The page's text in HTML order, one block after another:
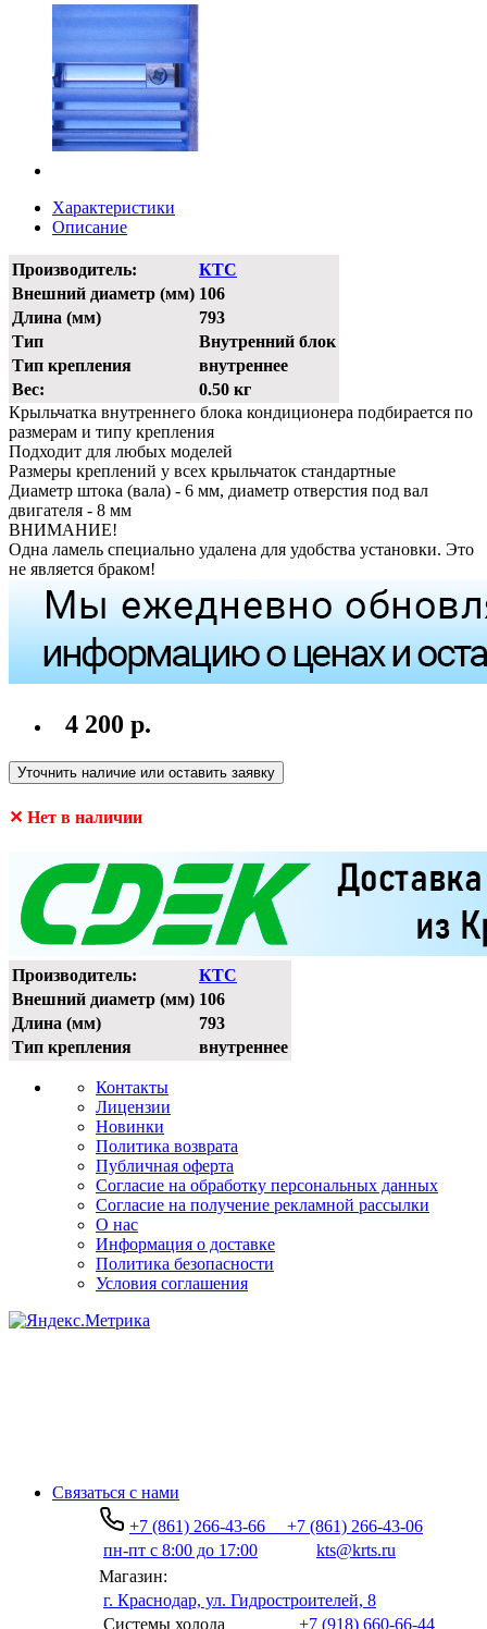
Характеристики
Описание
Производитель:
КТС
Внешний диаметр (мм) 106
Длина (мм)
793
Тип
Внутренний блок
Тип крепления
внутреннее
Вес:
0.50 кг
Крыльчатка внутреннего блока кондиционера подбирается по
размерам и типу крепления
Подходит для любых моделей
Размеры креплений у всех крыльчаток стандартные
Диаметр штока (вала) - 6 мм, диаметр отверстия под вал
двигателя - 8 мм
ВНИМАНИЕ!
Одна ламель специально удалена для удобства установки. Это
не является браком!
4 200 р.
Уточнить наличие или оставить заявку
✕ Нет в наличии
Производитель:
КТС
Внешний диаметр (мм) 106
Длина (мм)
793
Тип крепления
внутреннее
Контакты
Лицензии
Новинки
Политика возврата
Публичная оферта
Согласие на обработку персональных данных
Согласие на получение рекламной рассылки
О нас
Информация о доставке
Политика безопасности
Условия соглашения
Связаться с нами
+7 (861) 266-43-66
+7 (861) 266-43-06
пн-пт с 8:00 до 17:00
kts@krts.ru
Магазин:
г. Краснодар, ул. Гидростроителей, 8
Системы холода
+7 (918) 660-66-44